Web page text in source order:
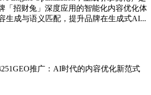
「招财兔」深度应用的智能化内容优化体
生成与语义匹配，提升品牌在生成式AI...
251GEO推广：AI时代的内容优化新范式